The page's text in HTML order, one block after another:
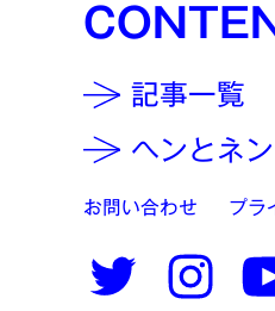
記事一覧
ヘンとネ
お問い合わせ プラ